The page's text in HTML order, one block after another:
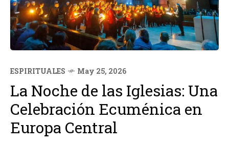
ESPIRITUALES May 25, 2026
La Noche de las Iglesias: Una
Celebración Ecuménica en
Europa Central